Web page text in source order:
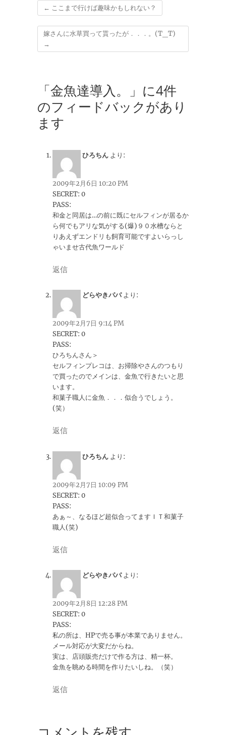
← ここまで行けば趣味かもしれない？
嫁さんに水草買って貰ったが．．．。(T_T)
→
「金魚達導入。」に4件
のフィードバックがあり
ます
ひろちん より:
2009年2月6日 10:20 PM
SECRET: 0
PASS:
和金と同居は…の前に既にセルフィンが居るか
ら何でもアリな気がする(爆)９０水槽ならと
りあえずエンドリも飼育可能ですよいらっし
ゃいませ古代魚ワールド
返信
どらやきパパ より:
2009年2月7日 9:14 PM
SECRET: 0
PASS:
ひろちんさん＞
セルフィンプレコは、お掃除やさんのつもり
で買ったのでメインは、金魚で行きたいと思
います。
和菓子職人に金魚．．．似合うでしょう。
(笑）
返信
ひろちん より:
2009年2月7日 10:09 PM
SECRET: 0
PASS:
あぁ～、なるほど超似合ってますＩＴ和菓子
職人(笑)
返信
どらやきパパ より:
2009年2月8日 12:28 PM
SECRET: 0
PASS:
私の所は、HPで売る事が本業でありません。
メール対応が大変だからね。
実は、店頭販売だけで作る方は、精一杯。
金魚を眺める時間を作りたいしね。（笑）
返信